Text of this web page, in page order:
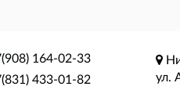
164-02-33
433-01-82
ул.